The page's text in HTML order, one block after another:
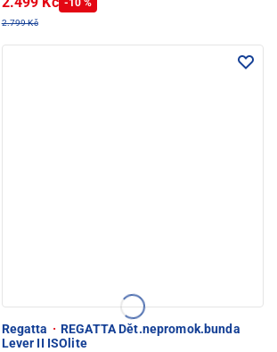
-10 %
2.799 Kč
Regatta · REGATTA Dět.nepromok.bunda
Lever II ISOlite